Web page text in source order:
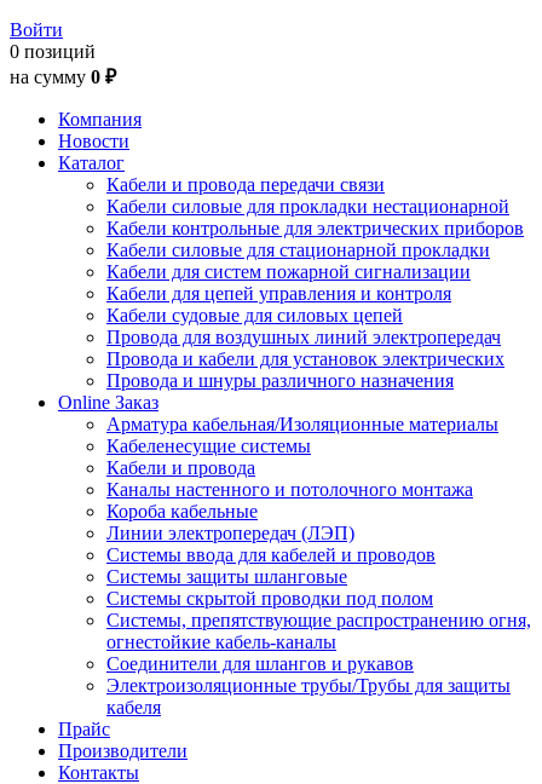
Войти
0 позиций
на сумму 0 ₽
Компания
Новости
Каталог
Кабели и провода передачи связи
Кабели силовые для прокладки нестационарной
Кабели контрольные для электрических приборов
Кабели силовые для стационарной прокладки
Кабели для систем пожарной сигнализации
Кабели для цепей управления и контроля
Кабели судовые для силовых цепей
Провода для воздушных линий электропередач
Провода и кабели для установок электрических
Провода и шнуры различного назначения
Online Заказ
Арматура кабельная/Изоляционные материалы
Кабеленесущие системы
Кабели и провода
Каналы настенного и потолочного монтажа
Короба кабельные
Линии электропередач (ЛЭП)
Системы ввода для кабелей и проводов
Системы защиты шланговые
Системы скрытой проводки под полом
Системы, препятствующие распространению огня,
огнестойкие кабель-каналы
Соединители для шлангов и рукавов
Электроизоляционные трубы/Трубы для защиты
кабеля
Прайс
Производители
Контакты